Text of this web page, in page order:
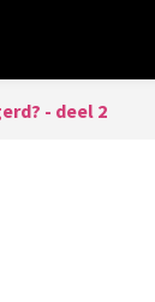
- deel 2